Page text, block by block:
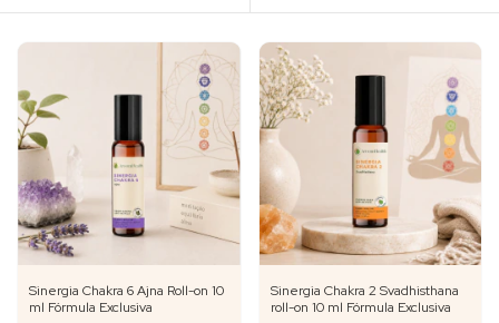
Sinergia Chakra 6 Ajna Roll-on 10
ml Fórmula Exclusiva
Sinergia Chakra 2 Svadhisthana
roll-on 10 ml Fórmula Exclusiva